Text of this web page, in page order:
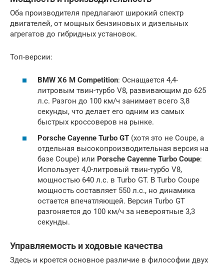
Оба производителя предлагают широкий спектр
двигателей, от мощных бензиновых и дизельных
агрегатов до гибридных установок.
Топ-версии:
BMW X6 M Competition: Оснащается 4,4-
литровым твин-турбо V8, развивающим до 625
л.с. Разгон до 100 км/ч занимает всего 3,8
секунды, что делает его одним из самых
быстрых кроссоверов на рынке.
Porsche Cayenne Turbo GT (хотя это не Coupe, а
отдельная высокопроизводительная версия на
базе Coupe) или Porsche Cayenne Turbo Coupe:
Использует 4,0-литровый твин-турбо V8,
мощностью 640 л.с. в Turbo GT. В Turbo Coupe
мощность составляет 550 л.с., но динамика
остается впечатляющей. Версия Turbo GT
разгоняется до 100 км/ч за невероятные 3,3
секунды.
Управляемость и ходовые качества
Здесь и кроется основное различие в философии двух